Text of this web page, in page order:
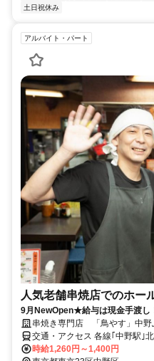
土日祝休み
アルバイト・パート
人気老舗串焼店でのホー
9月NewOpen★給与は現金手渡し
串焼き専門店 「鳥やす」中野
交通・アクセス 各線｢中野駅｣
時給1,260円～1,400円